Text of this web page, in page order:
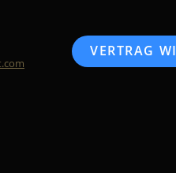
VERTRAG